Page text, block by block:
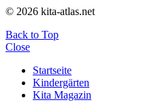
© 2026 kita-atlas.net
Back to Top
Close
Startseite
Kindergärten
Kita Magazin